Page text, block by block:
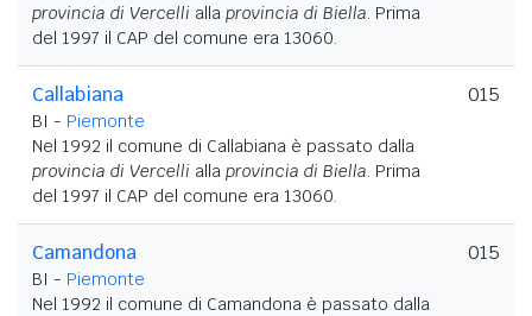
provincia di Vercelli alla provincia di Biella. Prima
del 1997 il CAP del comune era 13060.
Callabiana
BI - Piemonte
Nel 1992 il comune di Callabiana è passato dalla
provincia di Vercelli alla provincia di Biella. Prima
del 1997 il CAP del comune era 13060.
015
Camandona
BI - Piemonte
Nel 1992 il comune di Camandona è passato dalla
015